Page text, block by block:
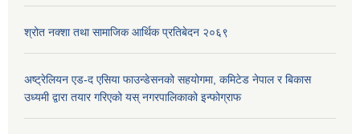
श्रोत नक्शा तथा सामाजिक आर्थिक प्रतिबेदन २०६९
अष्ट्रेलियन एड-द एसिया फाउन्डेसनको सहयोगमा, कमिटेड नेपाल र बिकास
उध्यमी द्वारा तयार गरिएको यस् नगरपालिकाको इन्फोग्राफ